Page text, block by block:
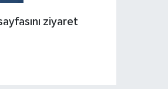
ziyaret